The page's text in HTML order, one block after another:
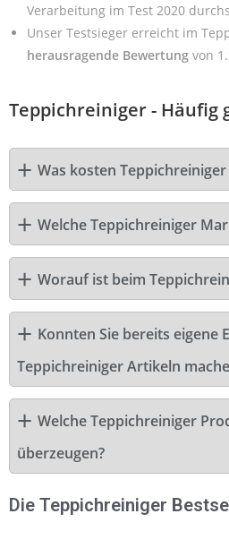
Verarbeitung im Test 2020
Unser Testsieger erreicht im
herausragende Bewertung von
Teppichreiniger - Häufig
Was kosten
Welche Teppichreiniger
Worauf ist beim
Konnten Sie bereits eigene
Teppichreiniger Artikeln
Welche Teppichreiniger
überzeugen?
Die Teppichreiniger